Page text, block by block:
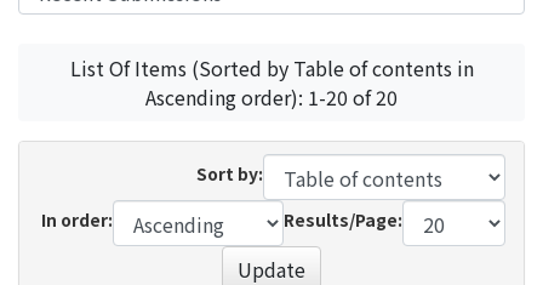
List Of Items (Sorted by Table of contents in
Ascending order): 1-20 of 20
Sort by:
In order:
Results/Page:
Update